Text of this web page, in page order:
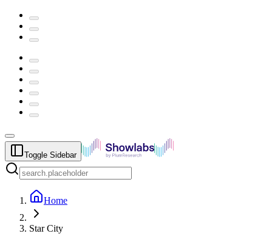
Toggle Sidebar
Home
Star City